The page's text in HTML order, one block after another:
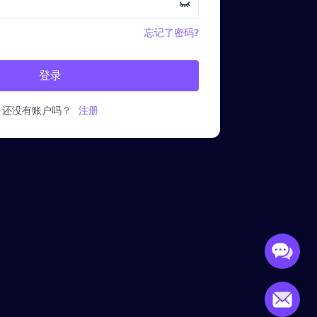
忘记了密码?
登录
还没有账户吗？ 注册